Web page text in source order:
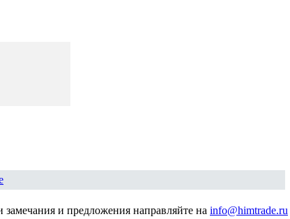
и предложения направляйте на info@himtrade.ru